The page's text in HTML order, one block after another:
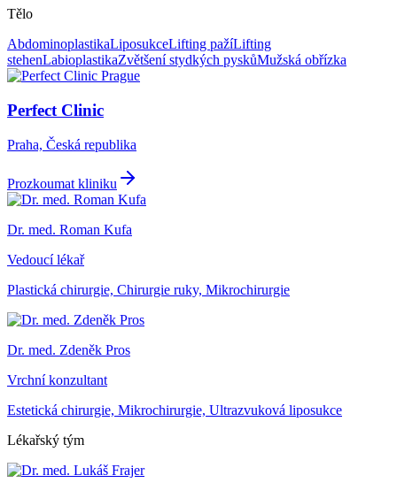
Tělo
AbdominoplastikaLiposukceLifting pažíLifting
stehenLabioplastikaZvětšení stydkých pyskůMužská obřízka
Perfect Clinic
Praha, Česká republika
Prozkoumat kliniku
Dr. med. Roman Kufa
Vedoucí lékař
Plastická chirurgie, Chirurgie ruky, Mikrochirurgie
Dr. med. Zdeněk Pros
Vrchní konzultant
Estetická chirurgie, Mikrochirurgie, Ultrazvuková liposukce
Lékařský tým